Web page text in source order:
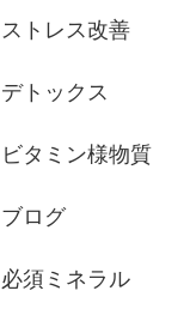
ストレス改善
デトックス
ビタミン様物質
ブログ
必須ミネラル